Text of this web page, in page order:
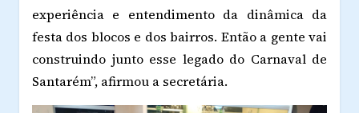
experiência e entendimento da dinâmica da
festa dos blocos e dos bairros. Então a gente vai
construindo junto esse legado do Carnaval de
Santarém”, afirmou a secretária.